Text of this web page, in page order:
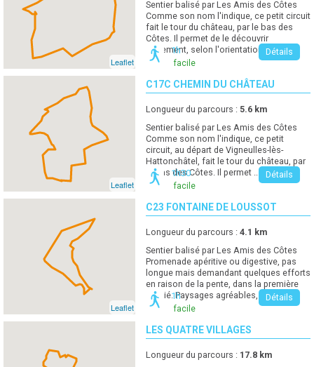
Leaflet
Sentier balisé par Les Amis des Côtes
Comme son nom l'indique, ce petit circuit
fait le tour du château, par le bas des
Côtes. Il permet de le découvrir
autrement, selon l'orientation, ...
1h
facile
Détails
Leaflet
C17C CHEMIN DU CHÂTEAU
Longueur du parcours : 5.6 km
Sentier balisé par Les Amis des Côtes
Comme son nom l'indique, ce petit
circuit, au départ de Vigneulles-lès-
Hattonchâtel, fait le tour du château, par
le bas des Côtes. Il permet ...
1h30
facile
Détails
Leaflet
C23 FONTAINE DE LOUSSOT
Longueur du parcours : 4.1 km
Sentier balisé par Les Amis des Côtes
Promenade apéritive ou digestive, pas
longue mais demandant quelques efforts
en raison de la pente, dans la première
moitié. Paysages agréables, ...
1h
facile
Détails
LES QUATRE VILLAGES
Longueur du parcours : 17.8 km